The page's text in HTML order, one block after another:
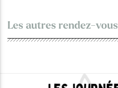
Les autres rendez-vous